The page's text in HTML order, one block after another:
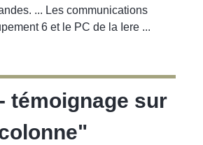
... Les communications
6 et le PC de la Iere ...
témoignage sur